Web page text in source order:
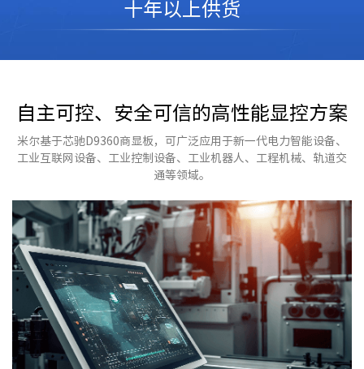
十年以上供货
自主可控、安全可信的高性能显控方案
米尔基于芯驰D9360商显板，可广泛应用于新一代电力智能设备、
工业互联网设备、工业控制设备、工业机器人、工程机械、轨道交
通等领域。